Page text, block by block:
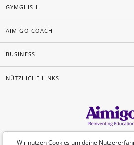
Wir nutzen Cookies um deine
GYMGLISH
AIMIGO COACH
BUSINESS
NÜTZLICHE LINKS
Deutsch